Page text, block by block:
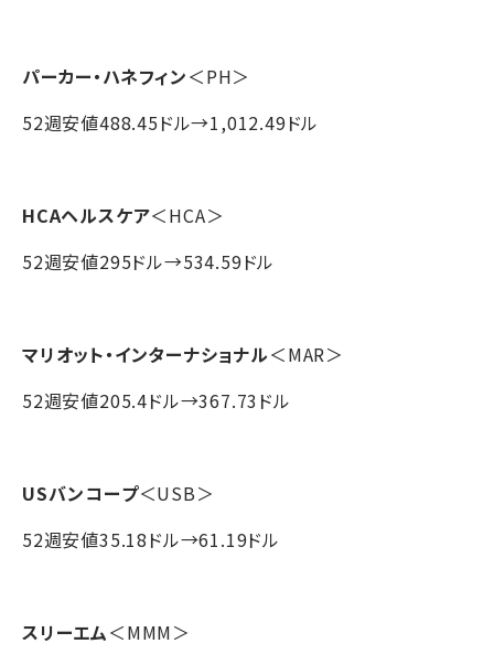
パーカー・ハネフィン＜PH＞
52週安値488.45ドル→1,012.49ドル
HCAヘルスケア＜HCA＞
52週安値295ドル→534.59ドル
マリオット・インターナショナル＜MAR＞
52週安値205.4ドル→367.73ドル
USバンコープ＜USB＞
52週安値35.18ドル→61.19ドル
スリーエム＜MMM＞